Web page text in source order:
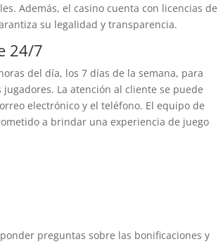
Además, el casino cuenta con licencias de
su legalidad y transparencia.
24/7
del día, los 7 días de la semana, para
La atención al cliente se puede
electrónico y el teléfono. El equipo de
a brindar una experiencia de juego
preguntas sobre las bonificaciones y